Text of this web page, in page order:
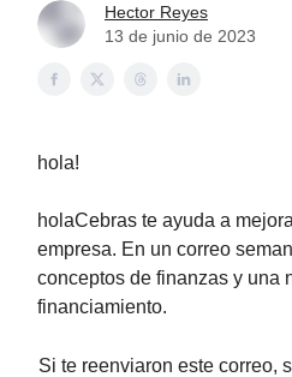
Hector Reyes
13 de junio de 2023
hola!
holaCebras te ayuda a
empresa. En un correo
conceptos de finanzas y una
financiamiento.
Si te reenviaron este correo,